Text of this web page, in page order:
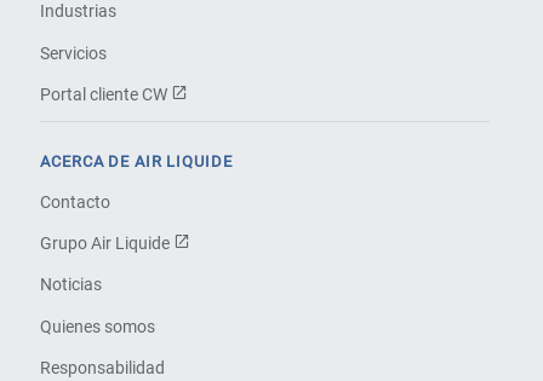
Industrias
Servicios
Portal cliente CW
ACERCA DE AIR LIQUIDE
Contacto
Grupo Air Liquide
Noticias
Quienes somos
Responsabilidad